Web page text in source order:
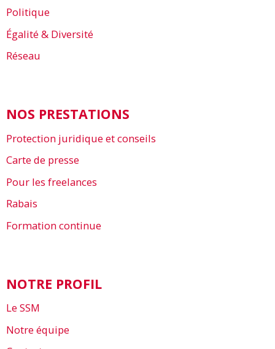
Politique
Égalité & Diversité
Réseau
NOS PRESTATIONS
Protection juridique et conseils
Carte de presse
Pour les freelances
Rabais
Formation continue
NOTRE PROFIL
Le SSM
Notre équipe